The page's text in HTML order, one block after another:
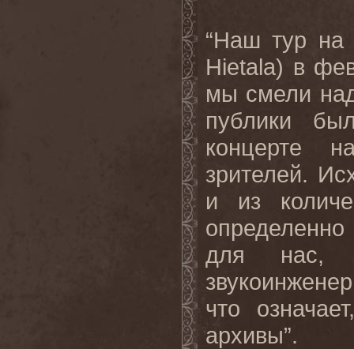
“Наш тур на
Hietala) в
мы смели
публики
концерте
зрителей.
и из
для нас,
что
архивы”.